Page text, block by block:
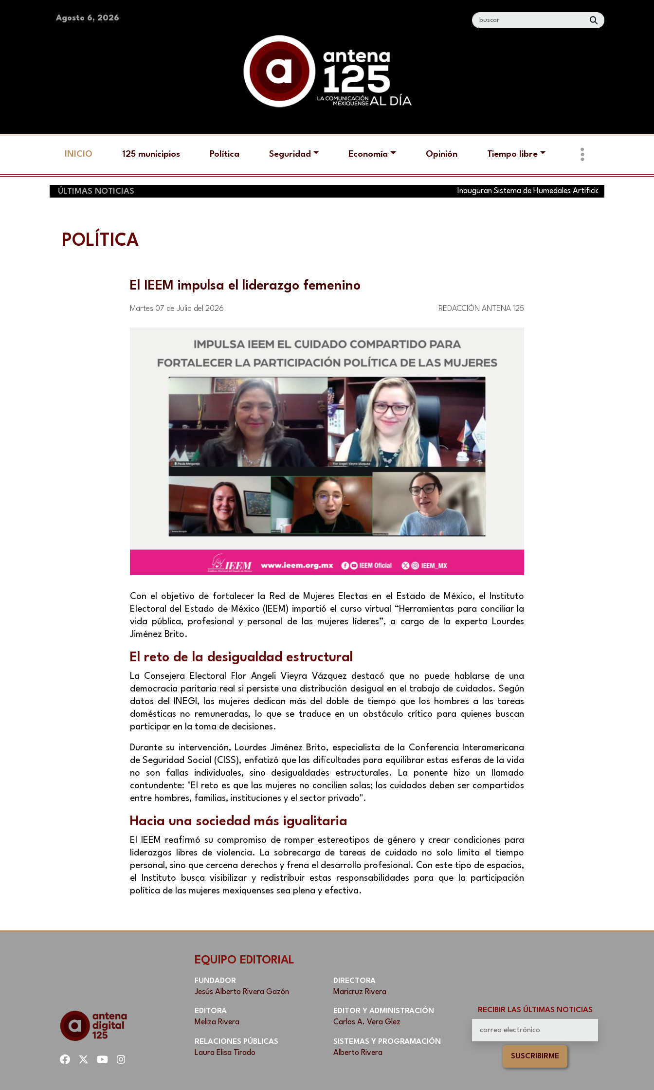
Agosto 6, 2026
INICIO 125 municipios Política Seguridad Economía Opinión Tiempo libre
ÚLTIMAS NOTICIAS Inauguran Sistema de Humedales Artificiales en el Parque
POLÍTICA
El IEEM impulsa el liderazgo femenino
Martes 07 de Julio del 2026 REDACCIÓN ANTENA 125
Con el objetivo de fortalecer la Red de Mujeres Electas en el Estado de México, el Instituto
Electoral del Estado de México (IEEM) impartió el curso virtual “Herramientas para conciliar la
vida pública, profesional y personal de las mujeres líderes”, a cargo de la experta Lourdes
Jiménez Brito.
El reto de la desigualdad estructural
La Consejera Electoral Flor Angeli Vieyra Vázquez destacó que no puede hablarse de una
democracia paritaria real si persiste una distribución desigual en el trabajo de cuidados. Según
datos del INEGI, las mujeres dedican más del doble de tiempo que los hombres a las tareas
domésticas no remuneradas, lo que se traduce en un obstáculo crítico para quienes buscan
participar en la toma de decisiones.
Durante su intervención, Lourdes Jiménez Brito, especialista de la Conferencia Interamericana
de Seguridad Social (CISS), enfatizó que las dificultades para equilibrar estas esferas de la vida
no son fallas individuales, sino desigualdades estructurales. La ponente hizo un llamado
contundente: "El reto es que las mujeres no concilien solas; los cuidados deben ser compartidos
entre hombres, familias, instituciones y el sector privado".
Hacia una sociedad más igualitaria
El IEEM reafirmó su compromiso de romper estereotipos de género y crear condiciones para
liderazgos libres de violencia. La sobrecarga de tareas de cuidado no solo limita el tiempo
personal, sino que cercena derechos y frena el desarrollo profesional. Con este tipo de espacios,
el Instituto busca visibilizar y redistribuir estas responsabilidades para que la participación
política de las mujeres mexiquenses sea plena y efectiva.
EQUIPO EDITORIAL
FUNDADOR
Jesús Alberto Rivera Gazón
DIRECTORA
Maricruz Rivera
EDITORA
Meliza Rivera
EDITOR Y ADMINISTRACIÓN
Carlos A. Vera Glez
RELACIONES PÚBLICAS
Laura Elisa Tirado
SISTEMAS Y PROGRAMACIÓN
Alberto Rivera
RECIBIR LAS ÚLTIMAS NOTICIAS
SUSCRIBIRME